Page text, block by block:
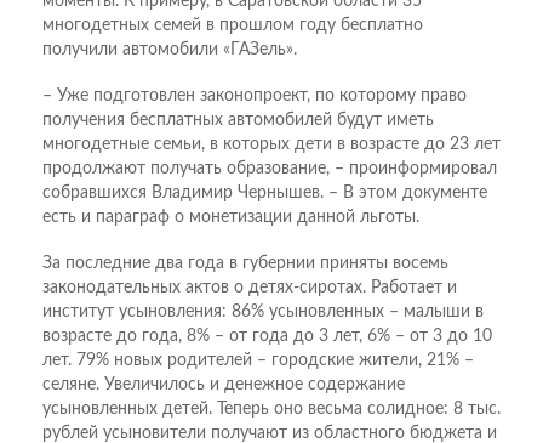
многодетных семей в прошлом году бесплатно
получили автомобили «ГАЗель».
– Уже подготовлен законопроект, по которому право
получения бесплатных автомобилей будут иметь
многодетные семьи, в которых дети в возрасте до 23 лет
продолжают получать образование, – проинформировал
собравшихся Владимир Чернышев. – В этом документе
есть и параграф о монетизации данной льготы.
За последние два года в губернии приняты восемь
законодательных актов о детях-сиротах. Работает и
институт усыновления: 86% усыновленных – малыши в
возрасте до года, 8% – от года до 3 лет, 6% – от 3 до 10
лет. 79% новых родителей – городские жители, 21% –
селяне. Увеличилось и денежное содержание
усыновленных детей. Теперь оно весьма солидное: 8 тыс.
рублей усыновители получают из областного бюджета и